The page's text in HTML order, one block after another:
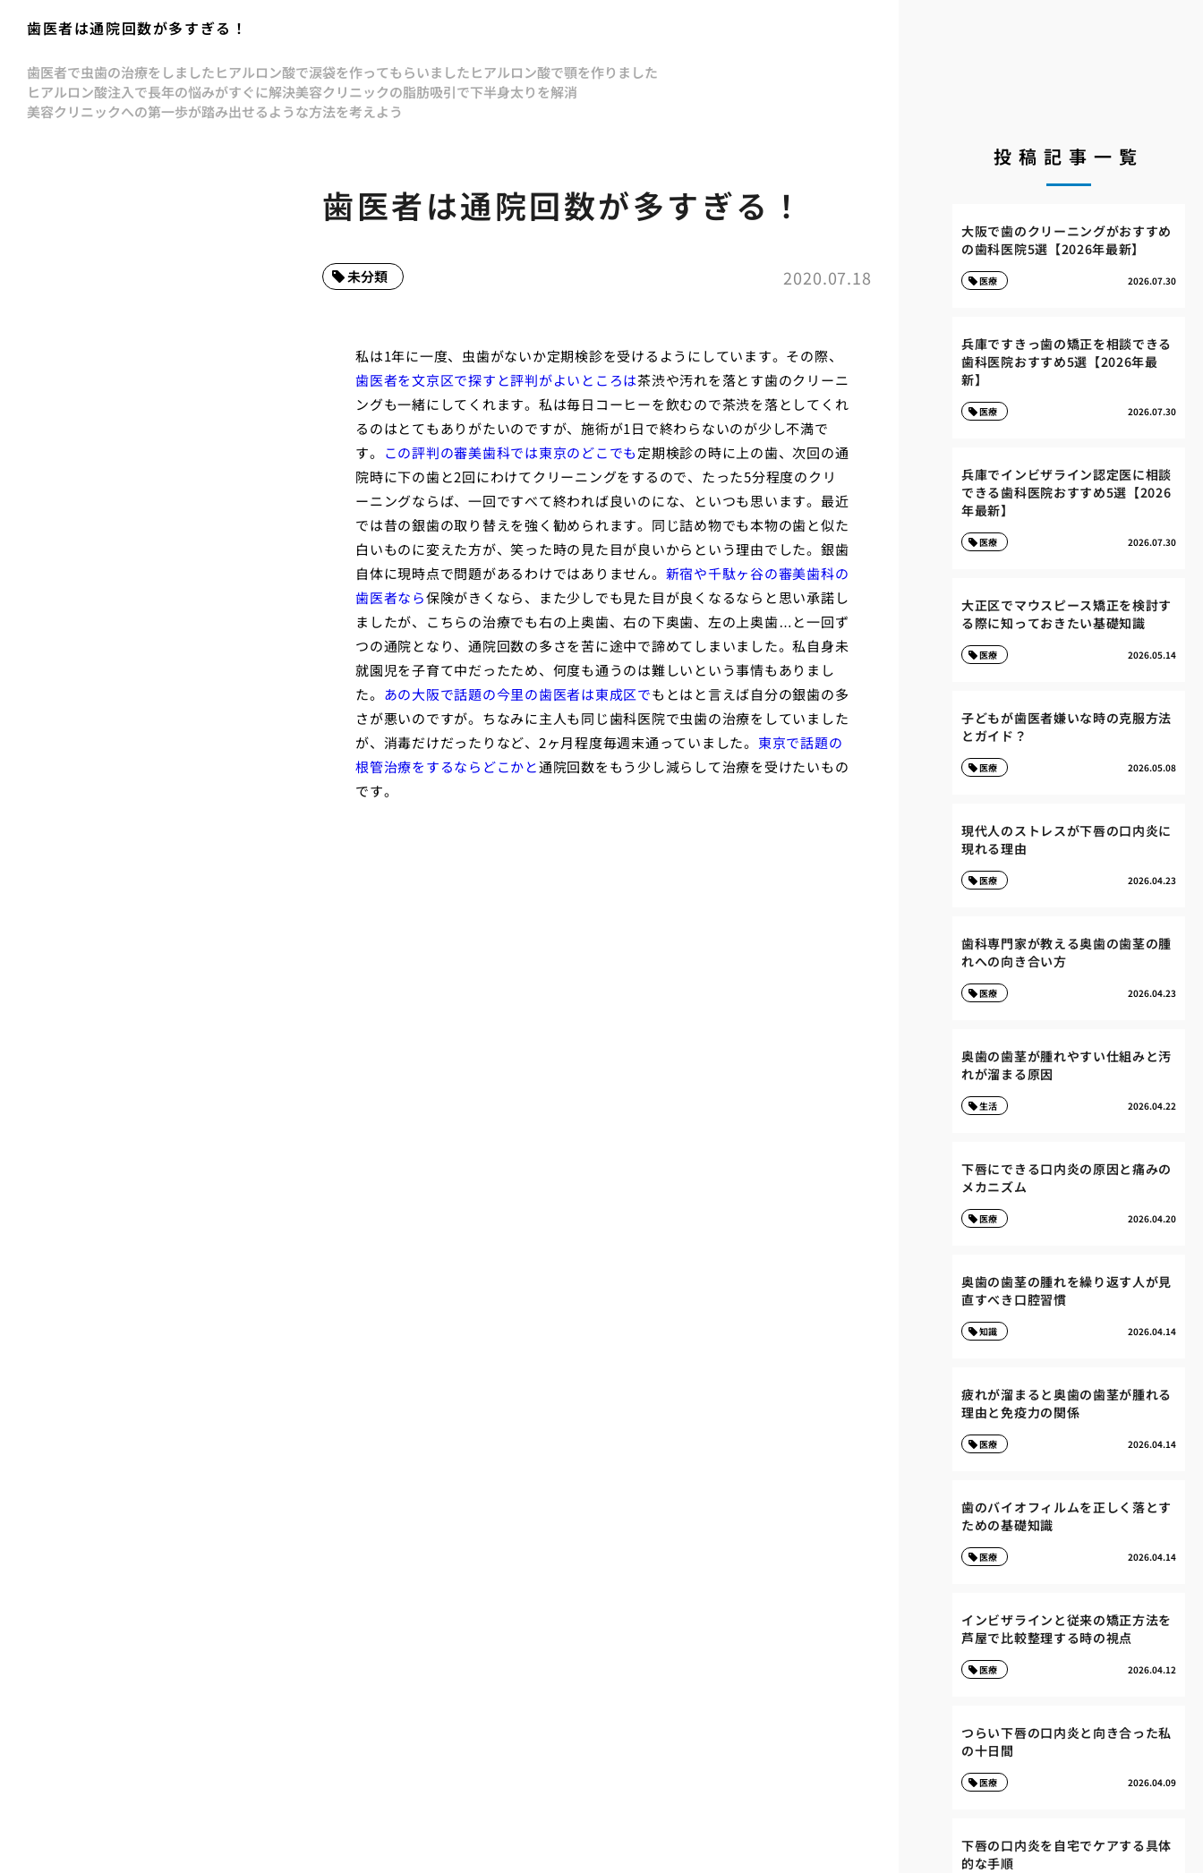
歯医者は通院回数が多すぎる！
歯医者で虫歯の治療をしましたヒアルロン酸で涙袋を作ってもらいましたヒアルロン酸で顎を作りました
ヒアルロン酸注入で長年の悩みがすぐに解決美容クリニックの脂肪吸引で下半身太りを解消
美容クリニックへの第一歩が踏み出せるような方法を考えよう
歯医者は通院回数が多すぎる！
2020.07.18
未分類
私は1年に一度、虫歯がないか定期検診を受けるようにしています。その際、
歯医者を文京区で探すと評判がよいところは茶渋や汚れを落とす歯のクリーニ
ングも一緒にしてくれます。私は毎日コーヒーを飲むので茶渋を落としてくれ
るのはとてもありがたいのですが、施術が1日で終わらないのが少し不満で
す。 この評判の審美歯科では東京のどこでも定期検診の時に上の歯、次回の通
院時に下の歯と2回にわけてクリーニングをするので、たった5分程度のクリ
ーニングならば、一回ですべて終われば良いのにな、といつも思います。最近
では昔の銀歯の取り替えを強く勧められます。同じ詰め物でも本物の歯と似た
白いものに変えた方が、笑った時の見た目が良いからという理由でした。銀歯
自体に現時点で問題があるわけではありません。 新宿や千駄ヶ谷の審美歯科の
歯医者なら保険がきくなら、また少しでも見た目が良くなるならと思い承諾し
ましたが、こちらの治療でも右の上奥歯、右の下奥歯、左の上奥歯…と一回ず
つの通院となり、通院回数の多さを苦に途中で諦めてしまいました。私自身未
就園児を子育て中だったため、何度も通うのは難しいという事情もありまし
た。 あの大阪で話題の今里の歯医者は東成区でもとはと言えば自分の銀歯の多
さが悪いのですが。ちなみに主人も同じ歯科医院で虫歯の治療をしていました
が、消毒だけだったりなど、2ヶ月程度毎週末通っていました。 東京で話題の
根管治療をするならどこかと通院回数をもう少し減らして治療を受けたいもの
です。
投稿記事一覧
大阪で歯のクリーニングがおすすめ
の歯科医院5選【2026年最新】
2026.07.30
医療
兵庫ですきっ歯の矯正を相談できる
歯科医院おすすめ5選【2026年最
新】
2026.07.30
医療
兵庫でインビザライン認定医に相談
できる歯科医院おすすめ5選【2026
年最新】
2026.07.30
医療
大正区でマウスピース矯正を検討す
る際に知っておきたい基礎知識
2026.05.14
医療
子どもが歯医者嫌いな時の克服方法
とガイド？
2026.05.08
医療
現代人のストレスが下唇の口内炎に
現れる理由
2026.04.23
医療
歯科専門家が教える奥歯の歯茎の腫
れへの向き合い方
2026.04.23
医療
奥歯の歯茎が腫れやすい仕組みと汚
れが溜まる原因
2026.04.22
生活
下唇にできる口内炎の原因と痛みの
メカニズム
2026.04.20
医療
奥歯の歯茎の腫れを繰り返す人が見
直すべき口腔習慣
2026.04.14
知識
疲れが溜まると奥歯の歯茎が腫れる
理由と免疫力の関係
2026.04.14
医療
歯のバイオフィルムを正しく落とす
ための基礎知識
2026.04.14
医療
インビザラインと従来の矯正方法を
芦屋で比較整理する時の視点
2026.04.12
医療
つらい下唇の口内炎と向き合った私
の十日間
2026.04.09
医療
下唇の口内炎を自宅でケアする具体
的な手順